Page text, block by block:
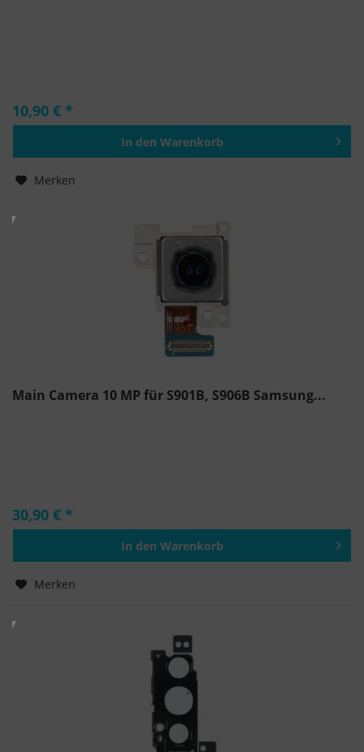
10,90 € *
In den Warenkorb
Merken
Main Camera 10 MP für S901B, S906B Samsung...
30,90 € *
In den Warenkorb
Merken